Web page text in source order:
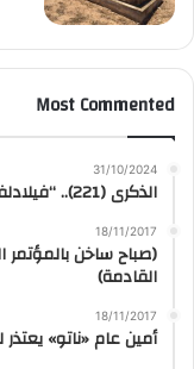
Most Commented
31/10/2024
الذكرى (221).. “فيلادلفيا” الأمريكية في أسر البحارة الطرابلسيين
18/11/2017
(صباح ساخن بالمؤتمر
القادمة)
18/11/2017
أمين عام «ناتو»